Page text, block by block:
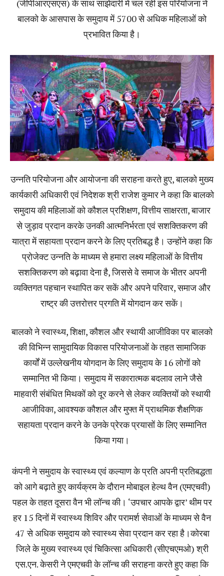
(जीपीआरएसएस) के साथ साझेदारी में चल रही इस परियोजना ने
बालको के आसपास के समुदाय में 5700 से अधिक महिलाओं को
प्रभावित किया है।
उन्नति परियोजना और आयोजना की सराहना करते हुए, बालको मुख्य
कार्यकारी अधिकारी एवं निदेशक श्री राजेश कुमार ने कहा कि बालको
समुदाय की महिलाओं को कौशल प्रशिक्षण, वित्तीय साक्षरता, बाजार
से जुड़ाव प्रदान करके उनकी आत्मनिर्भरता एवं सशक्तिकरण की
यात्रा में सहायता प्रदान करने के लिए प्रतिबद्ध है। उन्होंने कहा कि
प्रोजेक्ट उन्नति के माध्यम से हमारा लक्ष्य महिलाओं के वित्तीय
सशक्तिकरण को बढ़ावा देना है, जिससे वे समाज के भीतर अपनी
व्यक्तिगत पहचान स्थापित कर सकें और अपने परिवार, समाज और
राष्ट्र की उत्तरोत्तर प्रगति में योगदान कर सकें।
बालको ने स्वास्थ्य, शिक्षा, कौशल और स्थायी आजीविका पर बालको
की विभिन्न सामुदायिक विकास परियोजनाओं के तहत सामाजिक
कार्यों में उल्लेखनीय योगदान के लिए समुदाय के 16 लोगों को
सम्मानित भी किया। समुदाय में सकारात्मक बदलाव लाने जैसे
माहवारी संबंधित मिथकों को दूर करने से लेकर व्यक्तियों को स्थायी
आजीविका, आवश्यक कौशल और मुफ्त में प्राथमिक शैक्षणिक
सहायता प्रदान करने के उनके प्रेरक प्रयासों के लिए सम्मानित
किया गया।
कंपनी ने समुदाय के स्वास्थ्य एवं कल्याण के प्रति अपनी प्रतिबद्धता
को आगे बढ़ाते हुए कार्यक्रम के दौरान मोबाइल हेल्थ वैन (एमएचवी)
पहल के तहत दूसरा वैन भी लॉन्च की। ‘उपचार आपके द्वार’ थीम पर
हर 15 दिनों में स्वास्थ्य शिविर और परामर्श सेवाओं के माध्यम से वैन
47 से अधिक समुदाय को स्वास्थ्य सेवा प्रदान कर रहा है।कोरबा
जिले के मुख्य स्वास्थ्य एवं चिकित्सा अधिकारी (सीएचएमओ) श्री
एस.एन. केसरी ने एमएचवी के लॉन्च की सराहना करते हुए कहा कि